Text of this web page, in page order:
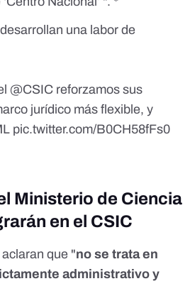
desarrollan una labor de
@CSIC reforzamos sus
jurídico más flexible, y
pic.twitter.com/B0CH58fFs0
Ministerio de Ciencia
en el CSIC
que "no se trata en
administrativo y